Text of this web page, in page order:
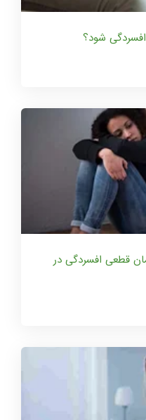
شود؟
قطعی افسردگی در